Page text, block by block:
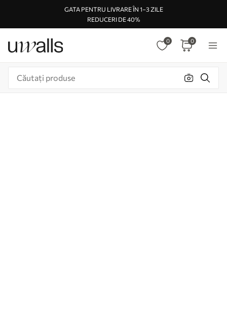
GATA PENTRU LIVRARE ÎN 1–3 ZILE
REDUCERI DE 40%
0 0